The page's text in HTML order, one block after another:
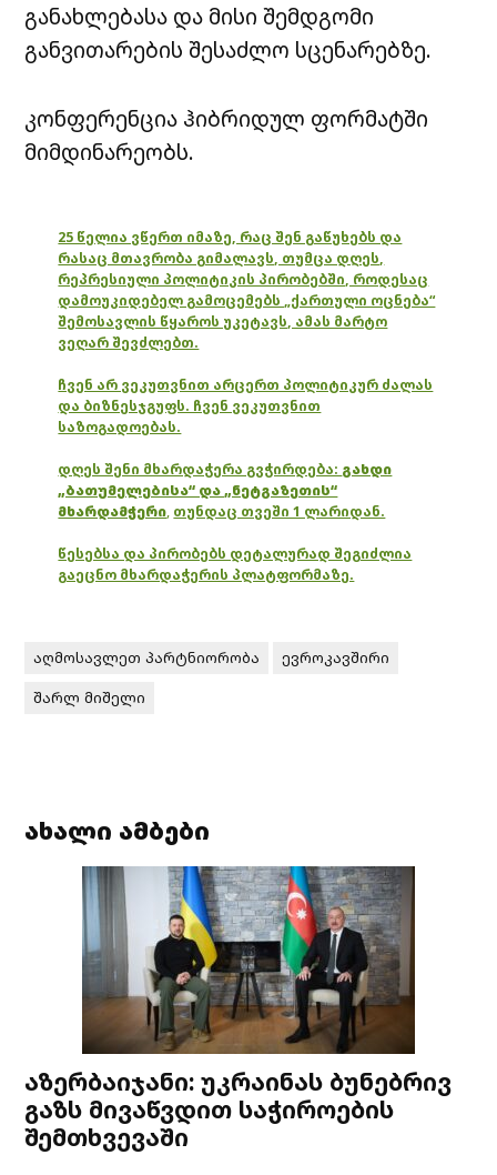
განახლებასა და მისი შემდგომი
განვითარების შესაძლო სცენარებზე.
კონფერენცია ჰიბრიდულ ფორმატში
მიმდინარეობს.
25 წელია ვწერთ იმაზე, რაც შენ გაწუხებს და
რასაც მთავრობა გიმალავს, თუმცა დღეს,
რეპრესიული პოლიტიკის პირობებში, როდესაც
დამოუკიდებელ გამოცემებს „ქართული ოცნება“
შემოსავლის წყაროს უკეტავს, ამას მარტო
ვეღარ შევძლებთ.
ჩვენ არ ვეკუთვნით არცერთ პოლიტიკურ ძალას
და ბიზნესჯგუფს. ჩვენ ვეკუთვნით
საზოგადოებას.
დღეს შენი მხარდაჭერა გვჭირდება: გახდი
„ბათუმელებისა“ და „ნეტგაზეთის“
მხარდამჭერი, თუნდაც თვეში 1 ლარიდან.
წესებსა და პირობებს დეტალურად შეგიძლია
გაეცნო მხარდაჭერის პლატფორმაზე.
აღმოსავლეთ პარტნიორობა
ევროკავშირი
შარლ მიშელი
ახალი ამბები
აზერბაიჯანი: უკრაინას ბუნებრივ
გაზს მივაწვდით საჭიროების
შემთხვევაში